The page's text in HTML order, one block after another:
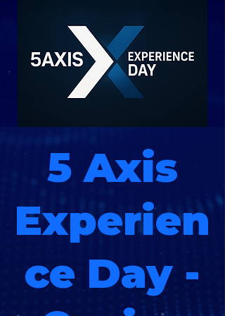
5 Axis
Experien
ce Day -